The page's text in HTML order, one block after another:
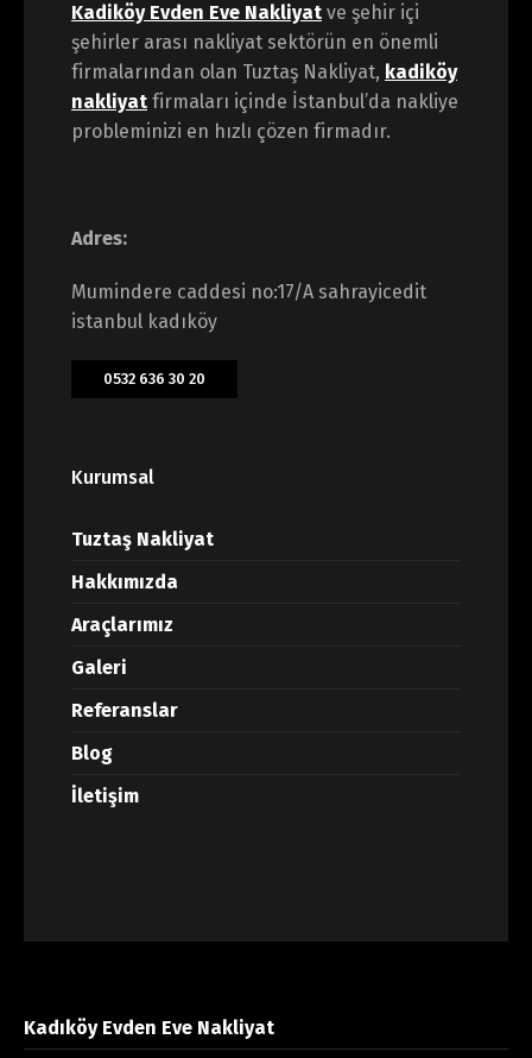
Kadiköy Evden Eve Nakliyat ve şehir içi
şehirler arası nakliyat sektörün en önemli
firmalarından olan Tuztaş Nakliyat, kadiköy
nakliyat firmaları içinde İstanbul’da nakliye
probleminizi en hızlı çözen firmadır.
Adres:
Mumindere caddesi no:17/A sahrayicedit
istanbul kadıköy
0532 636 30 20
Kurumsal
Tuztaş Nakliyat
Hakkımızda
Araçlarımız
Galeri
Referanslar
Blog
İletişim
Kadıköy Evden Eve Nakliyat